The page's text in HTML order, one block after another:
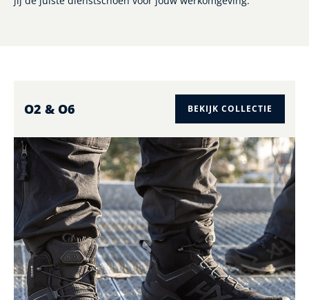
O2 & O6 BEKIJK COLLECTIE